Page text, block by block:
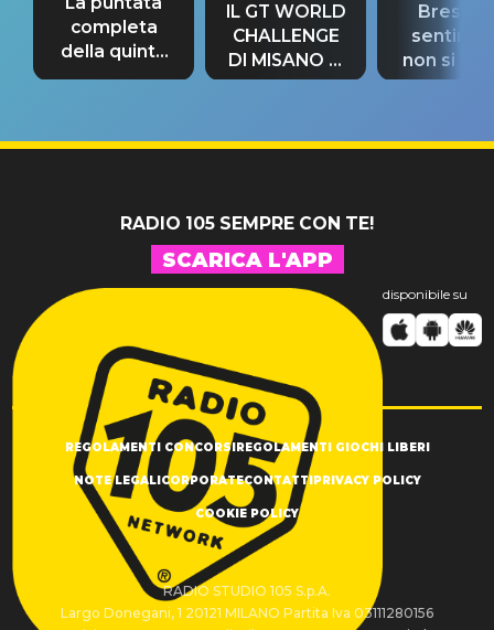
completa
della quinta
tappa
IL GT WORLD
CHALLENGE
DI MISANO si
riconferma
Bresh:
non si
fino alla
RADIO 105 SEMPRE CON TE!
SCARICA L'APP
disponibile su
REGOLAMENTI CONCORSI REGOLAMENTI GIOCHI LIBERI
NOTE LEGALI CORPORATECONTATTI PRIVACY POLICY
COOKIE POLICY
RADIO STUDIO 105 S.p.A.
Largo Donegani, 1 20121 MILANO Partita Iva 03111280156